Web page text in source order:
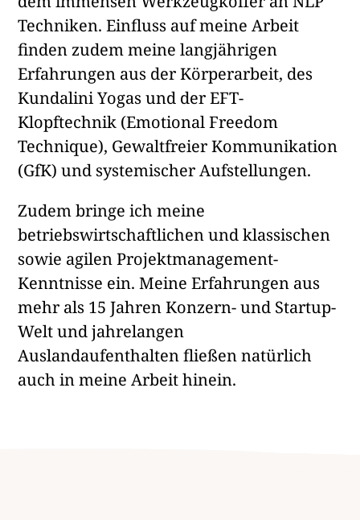
Techniken. Einfluss auf meine Arbeit
finden zudem meine langjährigen
Erfahrungen aus der Körperarbeit, des
Kundalini Yogas und der EFT-
Klopftechnik (Emotional Freedom
Technique), Gewaltfreier Kommunikation
(GfK) und systemischer Aufstellungen.
Zudem bringe ich meine
betriebswirtschaftlichen und klassischen
sowie agilen Projektmanagement-
Kenntnisse ein. Meine Erfahrungen aus
mehr als 15 Jahren Konzern- und Startup-
Welt und jahrelangen
Auslandaufenthalten fließen natürlich
auch in meine Arbeit hinein.